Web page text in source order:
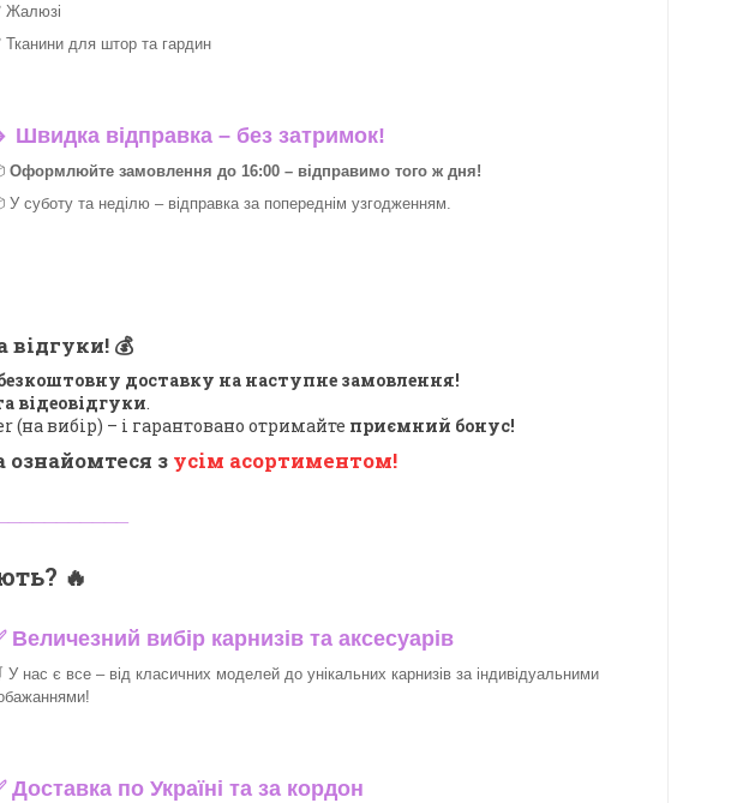
Жалюзі
Тканини для штор та гардин
Швидка відправка – без затримок!
Оформлюйте замовлення до 16:00 – відправимо того ж дня!
У суботу та неділю – відправка за попереднім узгодженням.
відгуки! 💰
доставку на наступне замовлення!
відеовідгуки.
вибір) – і гарантовано отримайте приємний бонус!
ознайомтеся з усім асортиментом!
🔥
Величезний вибір карнизів та аксесуарів
У нас є все – від класичних моделей до унікальних карнизів за індивідуальними
Доставка по Україні та за кордон